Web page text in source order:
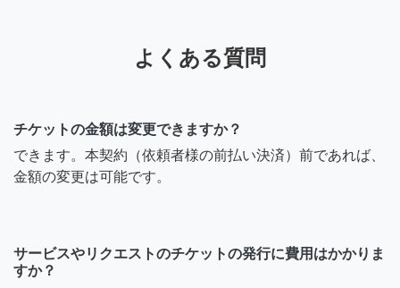
よくある質問
チケットの金額は変更できますか？
できます。本契約（依頼者様の前払い決済）前であれば、
金額の変更は可能です。
サービスやリクエストのチケットの発行に費用はかかりま
すか？